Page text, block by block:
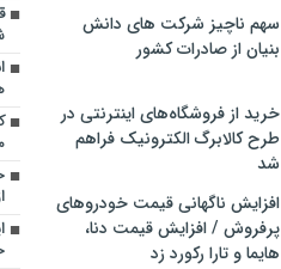
سهم ناچیز شرکت های دانش
بنیان از صادرات کشور
خرید از فروشگاه‌های اینترنتی در
طرح کالابرگ الکترونیک فراهم
شد
افزایش ناگهانی قیمت خودروهای
پرفروش / افزایش قیمت دنا،
هایما و تارا رکورد زد